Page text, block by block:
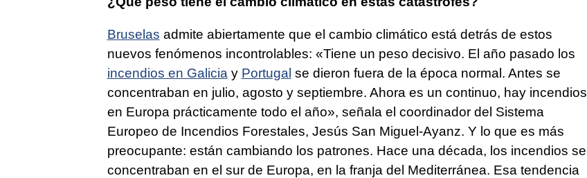
Bruselas admite abiertamente que el cambio climático está detrás de estos
nuevos fenómenos incontrolables: «Tiene un peso decisivo. El año pasado los
incendios en Galicia y Portugal se dieron fuera de la época normal. Antes se
concentraban en julio, agosto y septiembre. Ahora es un continuo, hay incendios
en Europa prácticamente todo el año», señala el coordinador del Sistema
Europeo de Incendios Forestales, Jesús San Miguel-Ayanz. Y lo que es más
preocupante: están cambiando los patrones. Hace una década, los incendios se
concentraban en el sur de Europa, en la franja del Mediterránea. Esa tendencia